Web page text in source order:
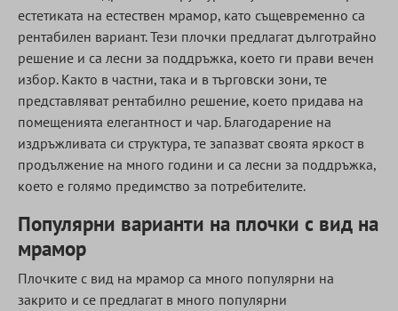
естетиката на естествен мрамор, като същевременно са
рентабилен вариант. Тези плочки предлагат дълготрайно
решение и са лесни за поддръжка, което ги прави вечен
избор. Както в частни, така и в търговски зони, те
представляват рентабилно решение, което придава на
помещенията елегантност и чар. Благодарение на
издръжливата си структура, те запазват своята яркост в
продължение на много години и са лесни за поддръжка,
което е голямо предимство за потребителите.
Популярни варианти на плочки с вид на
мрамор
Плочките с вид на мрамор са много популярни на
закрито и се предлагат в много популярни